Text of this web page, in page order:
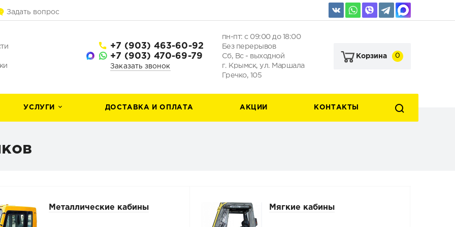
Задать вопрос
+7 (903) 463-60-92
+7 (903) 470-69-79
Заказать звонок
пн-пт: с 09:00 до 18:00
Без перерывов
Сб, Вс - выходной
г. Крымск, ул. Маршала
Гречко, 105
Корзина 0
УСЛУГИ ДОСТАВКА И ОПЛАТА АКЦИИ КОНТАКТЫ
Металлические кабины Мягкие кабины